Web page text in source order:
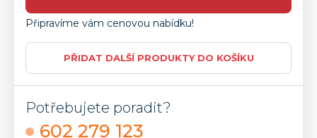
Připravíme vám cenovou nabídku!
PŘIDAT DALŠÍ PRODUKTY DO KOŠÍKU
Potřebujete poradit?
602 279 123